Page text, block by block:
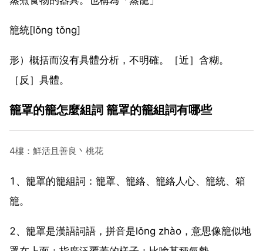
籠統[lǒng tǒng]
形）概括而沒有具體分析，不明確。［近］含糊。
［反］具體。
籠罩的籠怎麼組詞 籠罩的籠組詞有哪些
4樓：鮮活且善良丶桃花
1、籠罩的籠組詞：籠罩、籠絡、籠絡人心、籠統、箱
籠。
2、籠罩是漢語詞語，拼音是lǒng zhào，意思像籠似地